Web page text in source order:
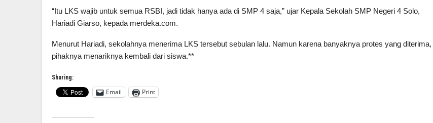
“Itu LKS wajib untuk semua RSBI, jadi tidak hanya ada di SMP 4 saja,” ujar Kepala Sekolah SMP Negeri 4 Solo,
Hariadi Giarso, kepada merdeka.com.
Menurut Hariadi, sekolahnya menerima LKS tersebut sebulan lalu. Namun karena banyaknya protes yang diterima,
pihaknya menariknya kembali dari siswa.**
Sharing:
Email Print